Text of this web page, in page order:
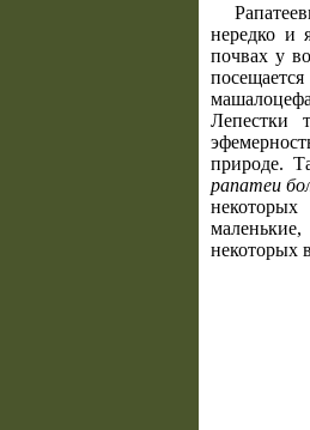
нередко и
почвах у
Лепестки
природе.
рапатеи
некоторых
некоторых